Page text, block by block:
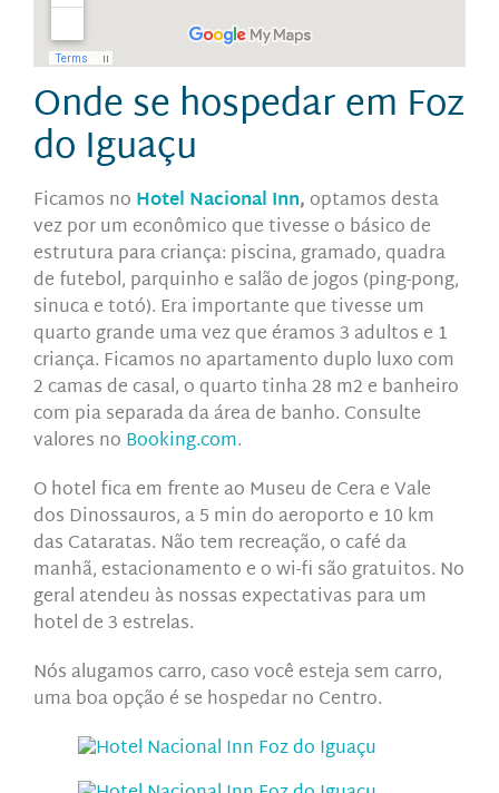
Onde se hospedar em Foz
do Iguaçu
Ficamos no Hotel Nacional Inn,optamos desta
vez por um econômico que tivesse o básico de
estrutura para criança: piscina, gramado, quadra
de futebol, parquinho e salão de jogos (ping-pong,
sinuca e totó). Era importante que tivesse um
quarto grande uma vez que éramos 3 adultos e 1
criança. Ficamos no apartamento duplo luxo com
2 camas de casal, o quarto tinha 28 m2 e banheiro
com pia separada da área de banho. Consulte
valores no Booking.com.
O hotel fica em frente ao Museu de Cera e Vale
dos Dinossauros, a 5 min do aeroporto e 10 km
das Cataratas. Não tem recreação, o café da
manhã, estacionamento e o wi-fi são gratuitos. No
geral atendeu às nossas expectativas para um
hotel de 3 estrelas.
Nós alugamos carro, caso você esteja sem carro,
uma boa opção é se hospedar no Centro.